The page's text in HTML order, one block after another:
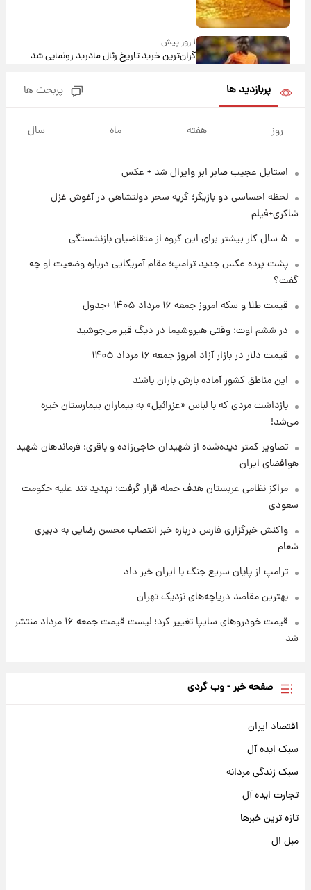
۱ روز پیش
گران‌ترین خرید تاریخ رئال مادرید رونمایی شد
روزها پربارش‌تر خواهند بود؟
۱ روز پیش
شد؛ تیکدری، محبی و سرگیف با اعداد ویژه
۱ روز پیش
شد+فیلم
۱ روز پیش
امروز پنجشنبه ۱۵ مرداد ۱۴۰۵ +جدول
قیمت طلا و سکه امروز پنجشنبه ۱۵ مرداد ۱۴۰۵
شارژ جدید کالابرگ برای سه دهک؛ جزئیات اعلام
پربازدید ها پربحث ها
روز هفته ماه سال
استایل عجیب صابر ابر وایرال شد + عکس
لحظه احساسی دو بازیگر؛ گریه سحر دولتشاهی در آغوش غزل
شاکری+فیلم
۵ سال کار بیشتر برای این گروه از متقاضیان بازنشستگی
پشت پرده عکس جدید ترامپ؛ مقام آمریکایی درباره وضعیت او چه
گفت؟
قیمت طلا و سکه امروز جمعه ۱۶ مرداد ۱۴۰۵ +جدول
در ششم اوت؛ وقتی هیروشیما در دیگ قیر می‌جوشید
قیمت دلار در بازار آزاد امروز جمعه ۱۶ مرداد ۱۴۰۵
این مناطق کشور آماده بارش باران باشند
بازداشت مردی که با لباس «عزرائیل» به بیماران بیمارستان خیره
می‌شد!
تصاویر کمتر دیده‌شده از شهیدان حاجی‌زاده و باقری؛ فرماندهان شهید
هوافضای ایران
مراکز نظامی عربستان هدف حمله قرار گرفت؛ تهدید تند علیه حکومت
سعودی
واکنش خبرگزاری فارس درباره خبر انتصاب محسن رضایی به دبیری
شعام
ترامپ از پایان سریع جنگ با ایران خبر داد
بهترین مقاصد دریاچه‌های نزدیک تهران
قیمت خودروهای سایپا تغییر کرد؛ لیست قیمت جمعه ۱۶ مرداد منتشر
شد
صفحه خبر - وب گردی
اقتصاد ایران
سبک ایده آل
سبک زندگی مردانه
تجارت ایده آل
تازه ترین خبرها
مبل ال